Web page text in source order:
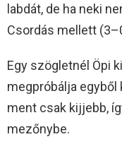
labdát, de ha neki
Csordás mellett
Egy szögletnél Öpi
megpróbálja egyből
ment csak kijjebb,
mezőnybe.